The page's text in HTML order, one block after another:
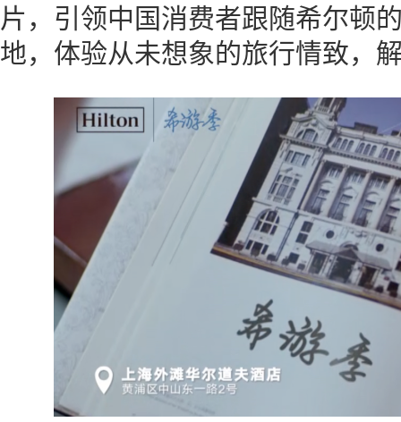
片，引领中国消费者跟随希尔顿
地，体验从未想象的旅行情致，